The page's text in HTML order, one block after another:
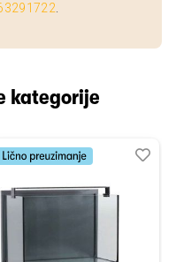
kategorije